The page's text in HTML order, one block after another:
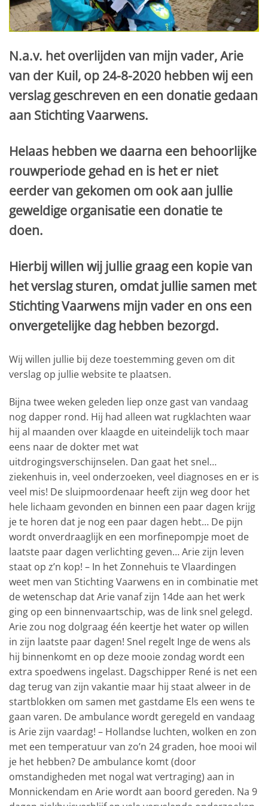
N.a.v. het overlijden van mijn vader, Arie
van der Kuil, op 24-8-2020 hebben wij een
verslag geschreven en een donatie gedaan
aan Stichting Vaarwens.
Helaas hebben we daarna een behoorlijke
rouwperiode gehad en is het er niet
eerder van gekomen om ook aan jullie
geweldige organisatie een donatie te
doen.
Hierbij willen wij jullie graag een kopie van
het verslag sturen, omdat jullie samen met
Stichting Vaarwens mijn vader en ons een
onvergetelijke dag hebben bezorgd.
Wij willen jullie bij deze toestemming geven om dit
verslag op jullie website te plaatsen.
Bijna twee weken geleden liep onze gast van vandaag
nog dapper rond. Hij had alleen wat rugklachten waar
hij al maanden over klaagde en uiteindelijk toch maar
eens naar de dokter met wat
uitdrogingsverschijnselen. Dan gaat het snel…
ziekenhuis in, veel onderzoeken, veel diagnoses en er is
veel mis! De sluipmoordenaar heeft zijn weg door het
hele lichaam gevonden en binnen een paar dagen krijg
je te horen dat je nog een paar dagen hebt… De pijn
wordt onverdraaglijk en een morfinepompje moet de
laatste paar dagen verlichting geven… Arie zijn leven
staat op z’n kop! – In het Zonnehuis te Vlaardingen
weet men van Stichting Vaarwens en in combinatie met
de wetenschap dat Arie vanaf zijn 14de aan het werk
ging op een binnenvaartschip, was de link snel gelegd.
Arie zou nog dolgraag één keertje het water op willen
in zijn laatste paar dagen! Snel regelt Inge de wens als
hij binnenkomt en op deze mooie zondag wordt een
extra spoedwens ingelast. Dagschipper René is net een
dag terug van zijn vakantie maar hij staat alweer in de
startblokken om samen met gastdame Els een wens te
gaan varen. De ambulance wordt geregeld en vandaag
is Arie zijn vaardag! – Hollandse luchten, wolken en zon
met een temperatuur van zo’n 24 graden, hoe mooi wil
je het hebben? De ambulance komt (door
omstandigheden met nogal wat vertraging) aan in
Monnickendam en Arie wordt aan boord gereden. Na 9